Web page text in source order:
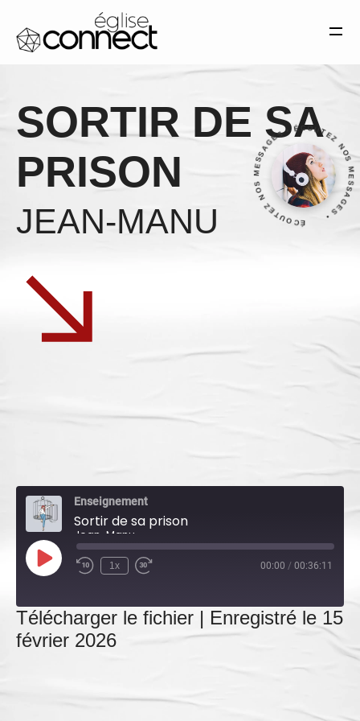
ÉCOUTEZ NOS MESSAGES • ÉCOUTEZ NOS MESSAGES •
SORTIR DE SA
PRISON
JEAN-MANU
Enseignement
Sortir de sa prison
Jean-Manu
Play
Episode
1x 00:00 / 00:36:11
SHARE
Télécharger le fichier | Enregistré le 15
février 2026
SITE RÉALISÉ PAR SANDRO